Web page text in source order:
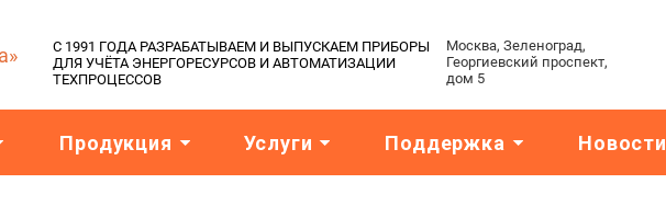
C 1991 ГОДА РАЗРАБАТЫВАЕМ И ВЫПУСКАЕМ ПРИБОРЫ
ДЛЯ УЧЁТА ЭНЕРГОРЕСУРСОВ И АВТОМАТИЗАЦИИ
ТЕХПРОЦЕССОВ
Москва, Зеленоград,
Георгиевский проспект,
дом 5
Продукция Услуги Поддержка Новости